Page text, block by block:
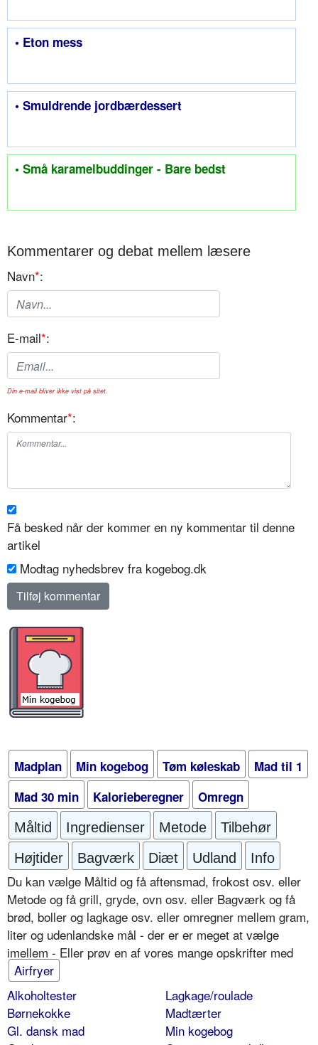
• Eton mess
• Smuldrende jordbærdessert
• Små karamelbuddinger - Bare bedst
Kommentarer og debat mellem læsere
Navn*:
E-mail*:
Din e-mail bliver ikke vist på sitet.
Kommentar*:
Få besked når der kommer en ny kommentar til denne
artikel
Modtag nyhedsbrev fra kogebog.dk
Madplan Min kogebog Tøm køleskab
Mad til 1
Mad 30 min
Kalorieberegner Omregn
Måltid Ingredienser Metode
Tilbehør
Højtider
Bagværk Diæt Udland Info
Du kan vælge Måltid og få aftensmad, frokost osv. eller
Metode og få grill, gryde, ovn osv. eller Bagværk og få
brød, boller og lagkage osv. eller omregner mellem gram,
liter og udenlandske mål - der er er meget at vælge
imellem - Eller prøv en af vores mange opskrifter med
Airfryer
Alkoholtester
Børnekokke
Gl. dansk mad
Lagkage/roulade
Madtærter
Min kogebog